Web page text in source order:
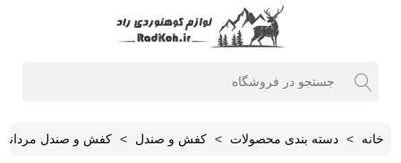
خانه > دسته بندی محصولات > کفش و صندل > کفش و صندل مردانه